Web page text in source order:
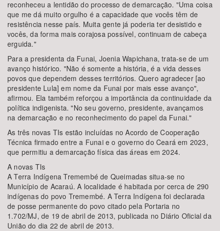
reconheceu a lentidão do processo de demarcação. "Uma coisa
que me dá muito orgulho é a capacidade que vocês têm de
resistência nesse país. Muita gente já poderia ter desistido e
vocês, da forma mais corajosa possível, continuam de cabeça
erguida."
Para a presidenta da Funai, Joenia Wapichana, trata-se de um
avanço histórico. "Não é somente a história, é a vida desses
povos que dependem desses territórios. Quero agradecer [ao
presidente Lula] em nome da Funai por mais esse avanço",
afirmou. Ela também reforçou a importância da continuidade da
política indigenista. "No seu governo, presidente, avançamos
na demarcação e no reconhecimento do papel da Funai."
As três novas TIs estão incluídas no Acordo de Cooperação
Técnica firmado entre a Funai e o governo do Ceará em 2023,
que permitiu a demarcação física das áreas em 2024.
A novas TIs
A Terra Indígena Tremembé de Queimadas situa-se no
Município de Acaraú. A localidade é habitada por cerca de 290
indígenas do povo Tremembé. A Terra Indígena foi declarada
de posse permanente do povo citado pela Portaria no
1.702/MJ, de 19 de abril de 2013, publicada no Diário Oficial da
União do dia 22 de abril de 2013.